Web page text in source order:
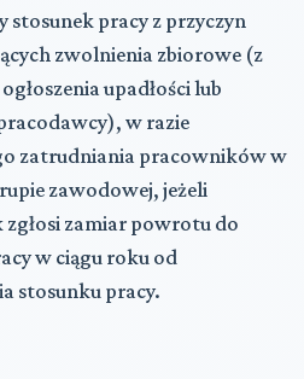
stosunek pracy z przyczyn
zwolnienia zbiorowe (z
upadłości lub
w razie
zatrudniania pracowników w
zawodowej, jeżeli
zamiar powrotu do
w ciągu roku od
stosunku pracy.